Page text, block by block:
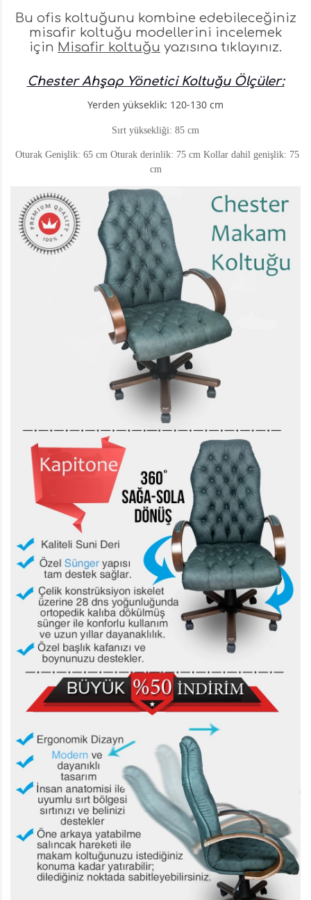
Bu ofis koltuğunu kombine edebileceğiniz
misafir koltuğu modellerini incelemek
için Misafir koltuğu yazısına tıklayınız.
Chester Ahşap Yönetici Koltuğu Ölçüler:
Yerden yükseklik: 120-130 cm
Sırt yüksekliği: 85 cm
Oturak Genişlik: 65 cm Oturak derinlik: 75 cm Kollar dahil genişlik: 75
cm